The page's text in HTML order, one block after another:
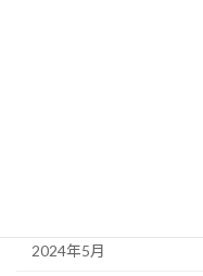
2024年5月